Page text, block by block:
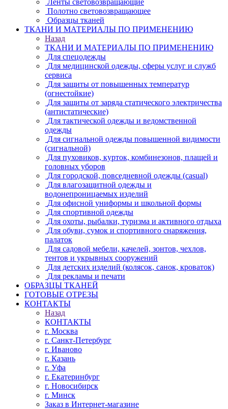
Ленты световозвращающие
Полотно световозвращающее
Образцы тканей
ТКАНИ И МАТЕРИАЛЫ ПО ПРИМЕНЕНИЮ
Назад
ТКАНИ И МАТЕРИАЛЫ ПО ПРИМЕНЕНИЮ
Для спецодежды
Для медицинской одежды, сферы услуг и служб
сервиса
Для защиты от повышенных температур
(огнестойкие)
Для защиты от заряда статического электричества
(антистатические)
Для тактической одежды и ведомственной
одежды
Для сигнальной одежды повышенной видимости
(сигнальной)
Для пуховиков, курток, комбинезонов, плащей и
головных уборов
Для городской, повседневной одежды (casual)
Для влагозащитной одежды и
водонепроницаемых изделий
Для офисной униформы и школьной формы
Для спортивной одежды
Для охоты, рыбалки, туризма и активного отдыха
Для обуви, сумок и спортивного снаряжения,
палаток
Для садовой мебели, качелей, зонтов, чехлов,
тентов и укрывных сооружений
Для детских изделий (колясок, санок, кроваток)
Для рекламы и печати
ОБРАЗЦЫ ТКАНЕЙ
ГОТОВЫЕ ОТРЕЗЫ
КОНТАКТЫ
Назад
КОНТАКТЫ
г. Москва
г. Санкт-Петербург
г. Иваново
г. Казань
г. Уфа
г. Екатеринбург
г. Новосибирск
г. Минск
Заказ в Интернет-магазине